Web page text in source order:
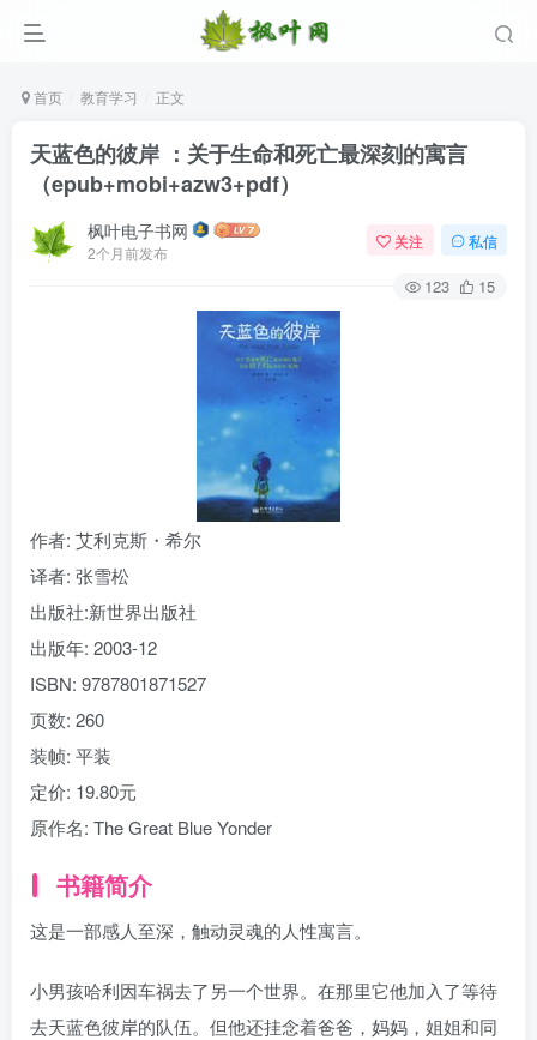
首页 教育学习 正文
天蓝色的彼岸 ：关于生命和死亡最深刻的寓言
（epub+mobi+azw3+pdf）
枫叶电子书网
2个月前发布
关注 私信
123 15
作者: 艾利克斯・希尔
译者: 张雪松
出版社:新世界出版社
出版年: 2003-12
ISBN: 9787801871527
页数: 260
装帧: 平装
定价: 19.80元
原作名: The Great Blue Yonder
书籍简介
这是一部感人至深，触动灵魂的人性寓言。
小男孩哈利因车祸去了另一个世界。在那里它他加入了等待
去天蓝色彼岸的队伍。但他还挂念着爸爸，妈妈，姐姐和同
没有账号？立即注册
用户名/手机号/邮箱